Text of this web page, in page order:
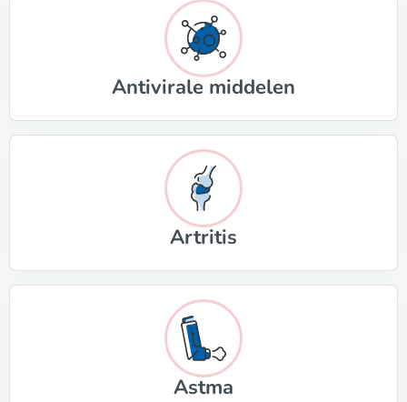
Antivirale middelen
Artritis
Astma